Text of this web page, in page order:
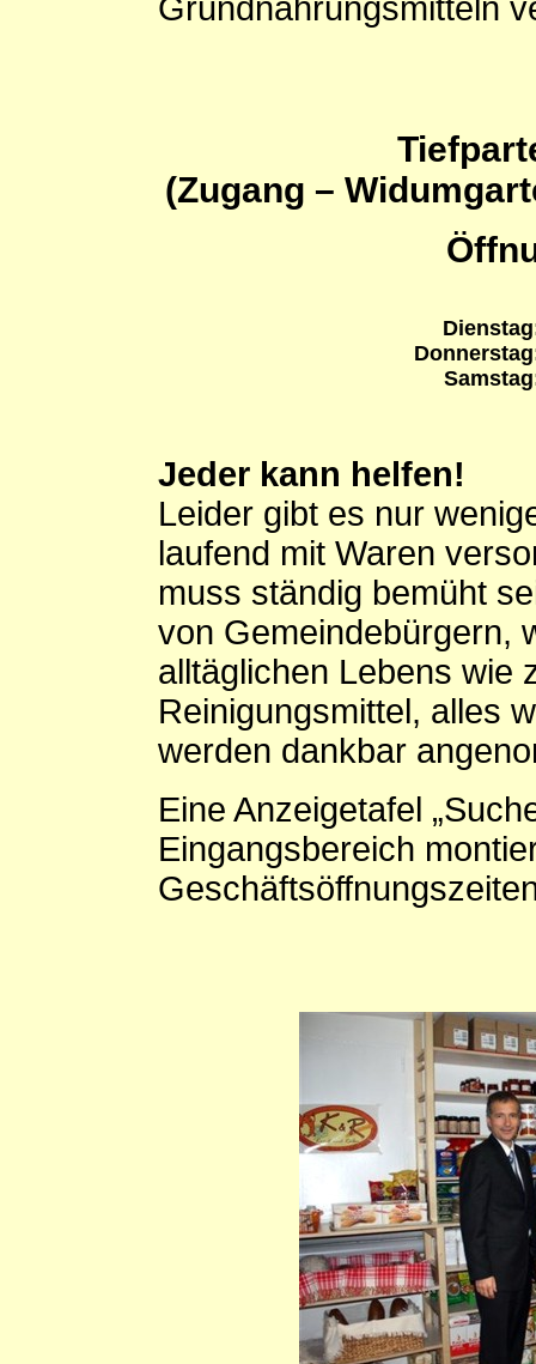
Grundnahrungsmitteln
(Zugang –
Jeder kann helfen!
Leider gibt es nur
laufend mit Waren
muss ständig bemüht
von Gemeindebürgern,
alltäglichen Lebens wie
Reinigungsmittel, alles
werden dankbar
Eine Anzeigetafel
Eingangsbereich